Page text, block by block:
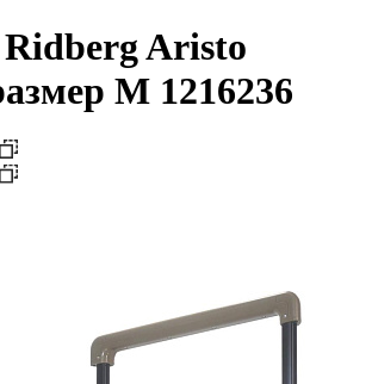
Aristo
M 1216236